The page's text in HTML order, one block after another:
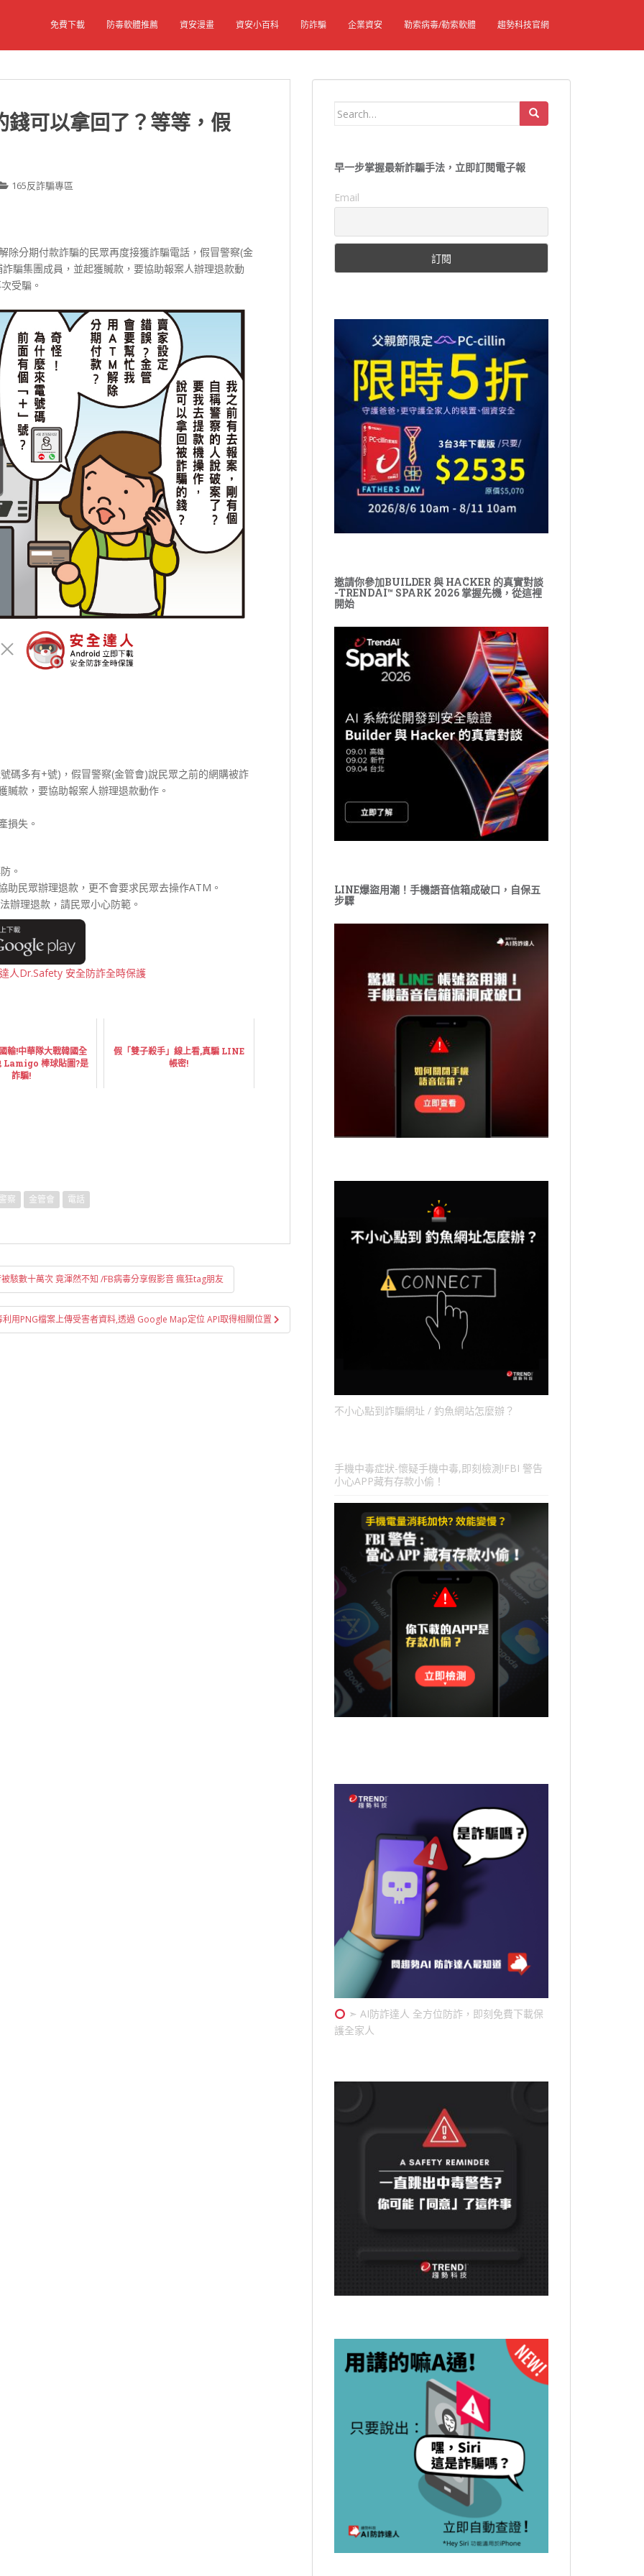
免費下載 防毒軟體推薦 資安漫畫 資安小百科 防詐騙 企業資安 勒索病毒/勒索軟體 趨勢科技官網
可以拿回了？等等，假
165反詐騙專區
除分期付款詐騙的民眾再度接獲詐騙電話，假冒警察(金
騙集團成員，並起獲贓款，要協助報案人辦理退款動
受騙。
碼多有+號)，假冒警察(金管會)說民眾之前的網購被詐
款，要協助報案人辦理退款動作。
損失。
。
民眾辦理退款，更不會要求民眾去操作ATM。
辦理退款，請民眾小心防範。
人Dr.Safety 安全防詐全時保護
輸!中華隊大戰韓國全
Lamigo 棒球貼圖?是
詐騙!
假「雙子殺手」線上看,真騙 LINE
帳密!
警察 金管會 電話
駭數十萬次 竟渾然不知 /FB病毒分享假影音 瘋狂tag朋友
用PNG檔案上傳受害者資料,透過 Google Map定位 API取得相關位置
Search
早一步掌握最新詐騙手法，立即訂閱電子報
Email
邀請你參加BUILDER 與 HACKER 的真實對談
-TRENDAI™ SPARK 2026 掌握先機，從這裡
開始
LINE爆盜用潮！手機語音信箱成破口，自保五
步驟
不小心點到詐騙網址 / 釣魚網站怎麼辦？
手機中毒症狀-懷疑手機中毒,即刻檢測!FBI 警告
小心APP藏有存款小偷！
➣ AI防詐達人 全方位防詐，即刻免費下載保
護全家人